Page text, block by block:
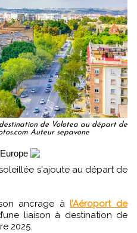
de Volotea au départ de
Auteur sepavone
ancrage àl’Aéroport de
liaison à destination de
2025.